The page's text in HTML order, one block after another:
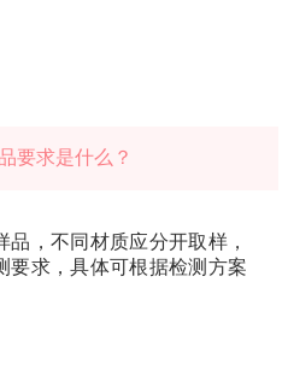
要求是什么？
品，不同材质应分开取样，
要求，具体可根据检测方案